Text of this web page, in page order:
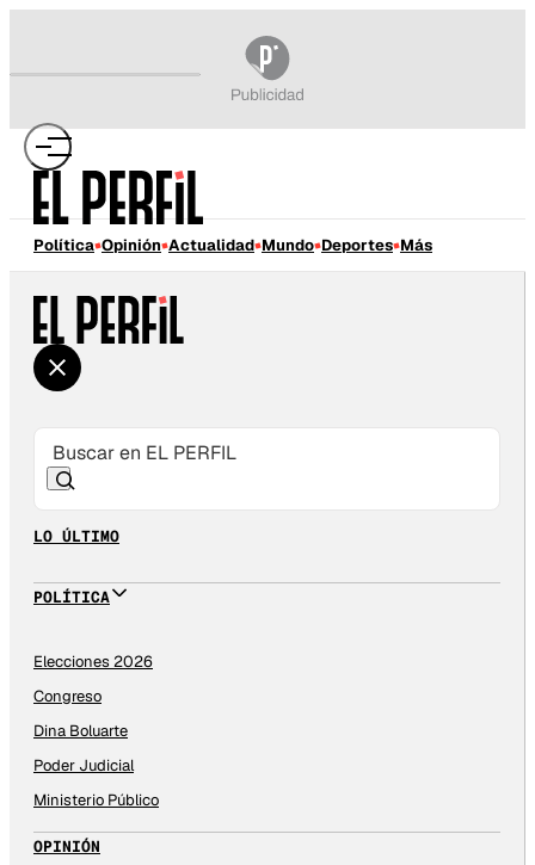
Política Opinión Actualidad Mundo Deportes Más
LO ÚLTIMO
POLÍTICA
Elecciones 2026
Congreso
Dina Boluarte
Poder Judicial
Ministerio Público
OPINIÓN